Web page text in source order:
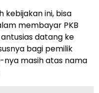
kebijakan ini, bisa
membayar PKB
datang ke
bagi pemilik
nya masih atas nama